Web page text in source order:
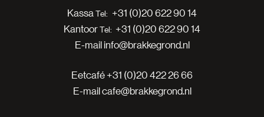
Kassa
+31 (0)20 622 90 14
Kantoor
+31 (0)20 622 90 14
E-mailinfo@brakkegrond.nl
Eetcafé+31 (0)20 422 26 66
E-mailcafe@brakkegrond.nl